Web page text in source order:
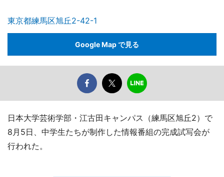
東京都練馬区旭丘2-42-1
Google Map で見る
日本大学芸術学部・江古田キャンパス（練馬区旭丘2）で
8月5日、中学生たちが制作した情報番組の完成試写会が
行われた。